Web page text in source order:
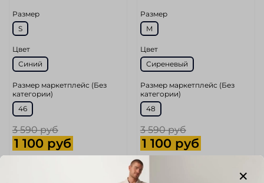
Размер
S
Цвет
Синий
Размер маркетплейс (Без
категории)
46
3 590 руб
1 100 руб
Размер
M
Цвет
Сиреневый
Размер маркетплейс (Без
категории)
48
3 590 руб
1 100 руб